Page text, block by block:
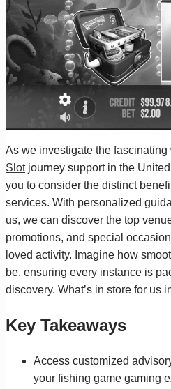
As we investigate the fascinating
Slotjourney support in the
you to consider the distinct
services. With personalized
us, we can discover the top
promotions, and special
loved activity. Imagine how
be, ensuring every instance is
discovery. What’s in store for us
Key Takeaways
Access customized
your fishing game gaming